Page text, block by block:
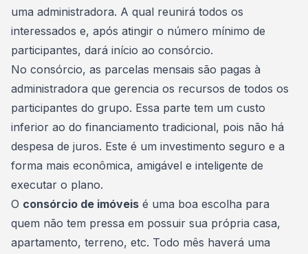
uma administradora. A qual reunirá todos os
interessados ​​e, após atingir o número mínimo de
participantes, dará início ao consórcio.
No consórcio, as parcelas mensais são pagas à
administradora que gerencia os recursos de todos os
participantes do grupo. Essa parte tem um custo
inferior ao do financiamento tradicional, pois não há
despesa de juros. Este é um investimento seguro e a
forma mais econômica, amigável e inteligente de
executar o plano.
O consórcio de imóveis é uma boa escolha para
quem não tem pressa em possuir sua própria casa,
apartamento, terreno, etc. Todo mês haverá uma